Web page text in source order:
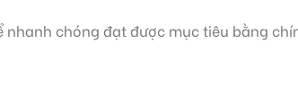
chóng đạt được mục tiêu bằng